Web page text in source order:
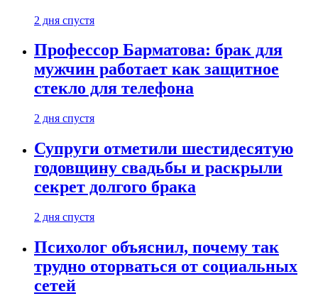
2 дня спустя
Профессор Барматова: брак для
мужчин работает как защитное
стекло для телефона
2 дня спустя
Супруги отметили шестидесятую
годовщину свадьбы и раскрыли
секрет долгого брака
2 дня спустя
Психолог объяснил, почему так
трудно оторваться от социальных
сетей